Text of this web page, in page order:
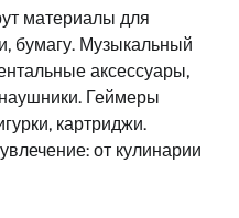
материалы для
бумагу. Музыкальный
аксессуары,
Геймеры
картриджи.
от кулинарии